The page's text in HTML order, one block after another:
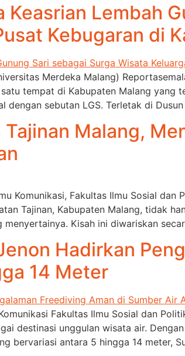
Keasrian Lembah
Kebugaran di
Merdeka Malang)
tempat di Kabupaten Malang yang
dengan sebutan LGS. Terletak di
Malang,
Komunikasi, Fakultas Ilmu Sosial
Tajinan, Kabupaten Malang, tidak
Kisah ini diwariskan
Hadirkan
14 Meter
Fakultas Ilmu Sosial dan
destinasi unggulan wisata air.
bervariasi antara 5 hingga 14 meter,